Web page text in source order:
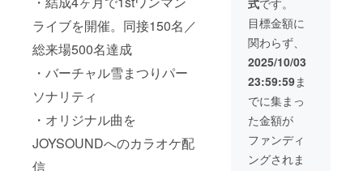
ライブを開催。同接150名／
総来場500名達成
・バーチャル雪まつりパー
ソナリティ
・オリジナル曲を
JOYSOUNDへのカラオケ配
信
選択
による
歌唱あ
り) ※制
作時期
は未定
(時期未
定･1年
以内)
式です。
目標金額に
関わらず、
2025/10/03
23:59:59ま
でに集まっ
た金額が
ファンディ
ングされま